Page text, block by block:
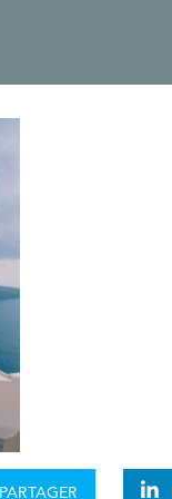
PARTAGER